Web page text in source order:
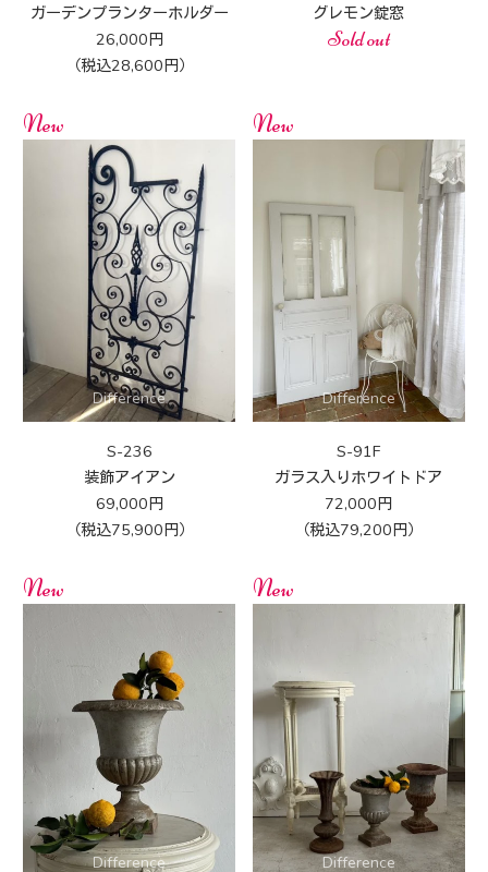
ガーデンプランターホルダー
26,000円
（税込28,600円）
グレモン錠窓
Sold out
New
S-236
装飾アイアン
69,000円
（税込75,900円）
New
S-91F
ガラス入りホワイトドア
72,000円
（税込79,200円）
New New